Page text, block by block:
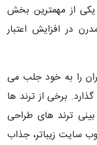
از مهمترین بخش
در افزایش اعتبار
را به خود جلب می
برخی از ترند ها
ترند های طراحی
یک وب سایت زیباتر، جذاب